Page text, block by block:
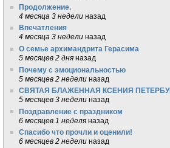
Продолжение.
4 месяца 3 недели назад
Впечатления
4 месяца 3 недели назад
О семье архимандрита Герасима
5 месяцев 2 дня назад
Почему с эмоциональностью
5 месяцев 2 недели назад
СВЯТАЯ БЛАЖЕННАЯ КСЕНИЯ
5 месяцев 3 недели назад
Поздравление с праздником
6 месяцев 1 неделя назад
Спасибо что прочли и оценили!
6 месяцев 2 недели назад